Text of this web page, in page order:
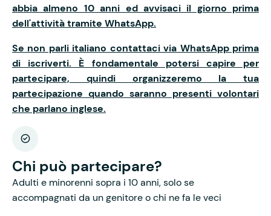
abbia almeno 10 anni ed avvisaci il giorno prima
dell'attività tramite WhatsApp.
Se non parli italiano contattaci via WhatsApp prima
di iscriverti. È fondamentale potersi capire per
partecipare, quindi organizzeremo la tua
partecipazione quando saranno presenti volontari
che parlano inglese.
Chi può partecipare?
Adulti e minorenni sopra i 10 anni, solo se
accompagnati da un genitore o chi ne fa le veci